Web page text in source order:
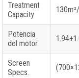
Treatment
Capacity
130
Potencia
del motor
Screen
Specs.
(700